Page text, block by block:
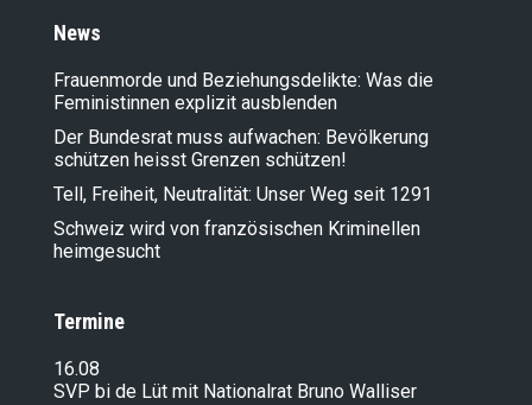
News
Frauenmorde und Beziehungsdelikte: Was die
Feministinnen explizit ausblenden
Der Bundesrat muss aufwachen: Bevölkerung
schützen heisst Grenzen schützen!
Tell, Freiheit, Neutralität: Unser Weg seit 1291
Schweiz wird von französischen Kriminellen
heimgesucht
Termine
16.08
SVP bi de Lüt mit Nationalrat Bruno Walliser